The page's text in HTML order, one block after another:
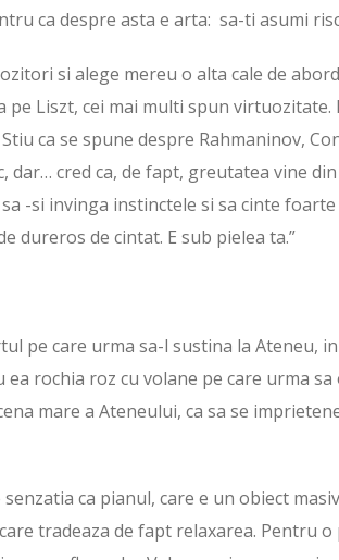
ca despre asta e arta: sa-ti asumi
si alege mereu o alta cale de
pe Liszt, cei mai multi spun
ca se spune despre Rahmaninov,
dar… cred ca, de fapt, greutatea vine
-si invinga instinctele si sa cinte
dureros de cintat. E sub pielea ta.”
pe care urma sa-l sustina la Ateneu,
ea rochia roz cu volane pe care urma
mare a Ateneului, ca sa se
ca pianul, care e un obiect
tradeaza de fapt relaxarea. Pentru o